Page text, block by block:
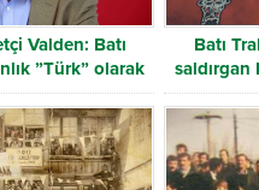
Valden: Batı
”Türk” olarak
Batı
saldırgan